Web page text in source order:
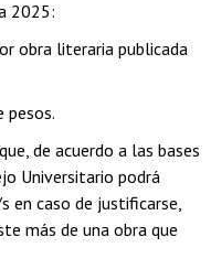
2025:
obra literaria publicada
de acuerdo a las bases
Universitario podrá
en caso de justificarse,
más de una obra que